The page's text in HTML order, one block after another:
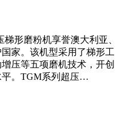
形磨粉机享誉澳大利亚、
家。该机型采用了梯形工
压等五项磨机技术，开创
平。TGM系列超压…